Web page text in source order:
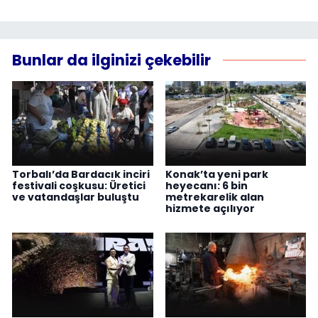
Bunlar da ilginizi çekebilir
Torbalı’da Bardacık inciri
festivali coşkusu: Üretici
ve vatandaşlar buluştu
Konak’ta yeni park
heyecanı: 6 bin
metrekarelik alan
hizmete açılıyor